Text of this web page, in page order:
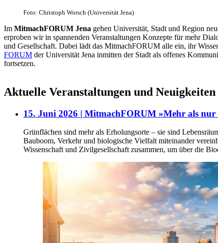
Foto: Christoph Worsch (Universität Jena)
Im MitmachFORUM Jena gehen Universität, Stadt und Region
erproben wir in spannenden Veranstaltungen Konzepte für mehr
und Gesellschaft. Dabei lädt das MitmachFORUM alle ein, ihr
FORUM der Universität Jena inmitten der Stadt als offenes
fortsetzen.
Aktuelle Veranstaltungen und Neuigkeiten
15. Juni 2026 | MitmachFORUM »Mehr als
Grünflächen sind mehr als Erholungsorte – sie sind
Bauboom, Verkehr und biologische Vielfalt miteinander
Wissenschaft und Zivilgesellschaft zusammen, um über die